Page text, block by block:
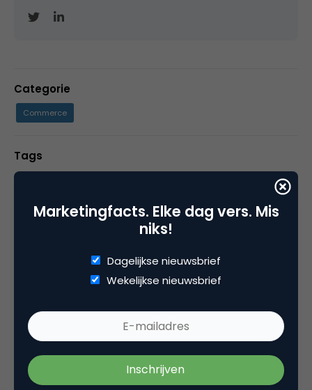
Categorie
Commerce
Tags
e-commerce
Marieke Verdonk
We hebben absoluut niet de bedoeling om
geheimzinnig te doen over de
Marketingfacts. Elke dag vers. Mis
niks!
Dagelijkse nieuwsbrief
Wekelijkse nieuwsbrief